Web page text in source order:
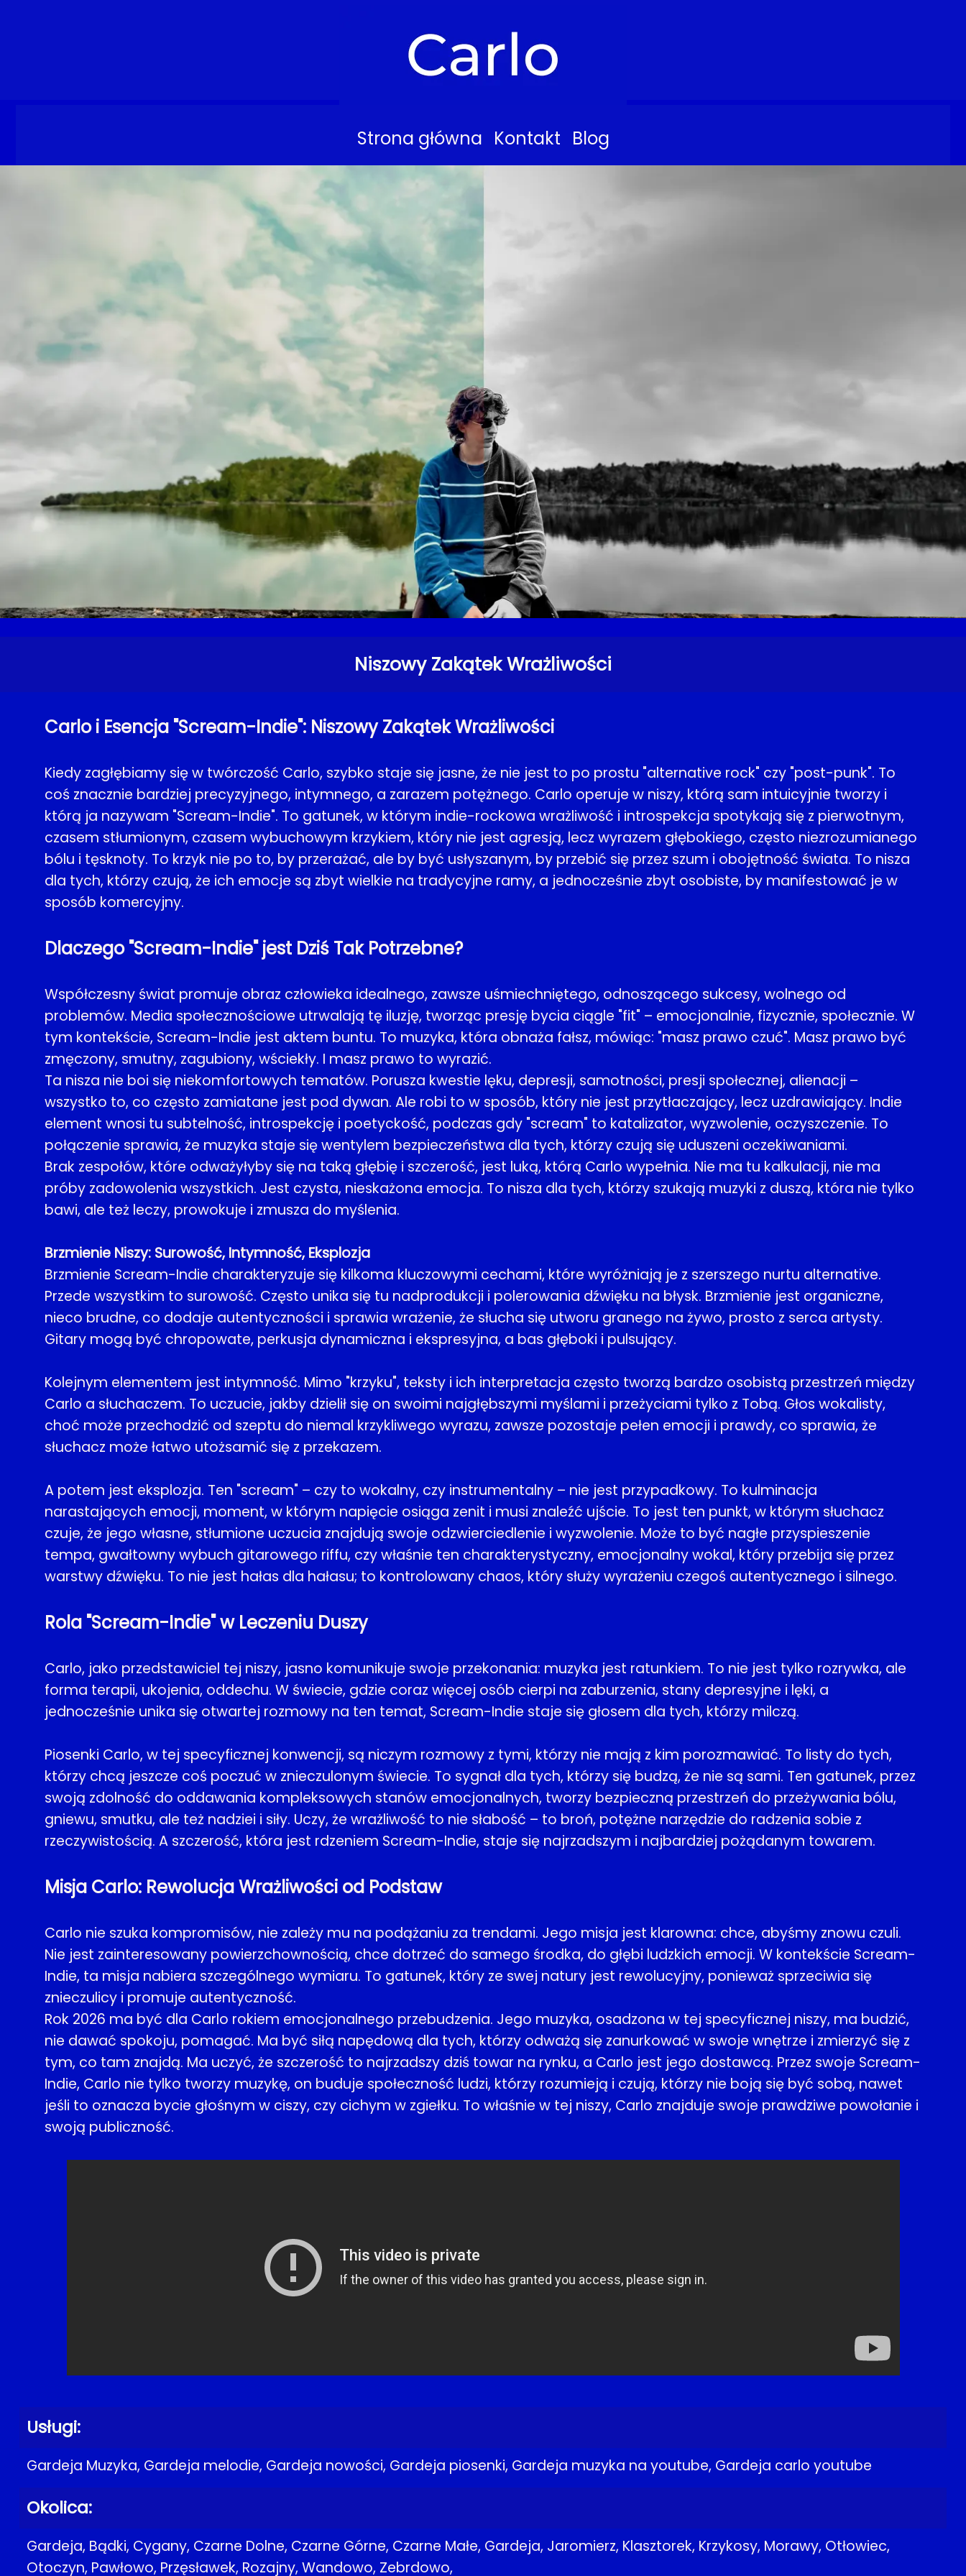
Strona główna Kontakt Blog
Niszowy Zakątek Wrażliwości
Carlo i Esencja "Scream-Indie": Niszowy Zakątek Wrażliwości
Kiedy zagłębiamy się w twórczość Carlo, szybko staje się jasne, że nie jest to po prostu "alternative rock" czy "post-punk". To
coś znacznie bardziej precyzyjnego, intymnego, a zarazem potężnego. Carlo operuje w niszy, którą sam intuicyjnie tworzy i
którą ja nazywam "Scream-Indie". To gatunek, w którym indie-rockowa wrażliwość i introspekcja spotykają się z pierwotnym,
czasem stłumionym, czasem wybuchowym krzykiem, który nie jest agresją, lecz wyrazem głębokiego, często niezrozumianego
bólu i tęsknoty. To krzyk nie po to, by przerażać, ale by być usłyszanym, by przebić się przez szum i obojętność świata. To nisza
dla tych, którzy czują, że ich emocje są zbyt wielkie na tradycyjne ramy, a jednocześnie zbyt osobiste, by manifestować je w
sposób komercyjny.
Dlaczego "Scream-Indie" jest Dziś Tak Potrzebne?
Współczesny świat promuje obraz człowieka idealnego, zawsze uśmiechniętego, odnoszącego sukcesy, wolnego od
problemów. Media społecznościowe utrwalają tę iluzję, tworząc presję bycia ciągle "fit" – emocjonalnie, fizycznie, społecznie. W
tym kontekście, Scream-Indie jest aktem buntu. To muzyka, która obnaża fałsz, mówiąc: "masz prawo czuć". Masz prawo być
zmęczony, smutny, zagubiony, wściekły. I masz prawo to wyrazić.
Ta nisza nie boi się niekomfortowych tematów. Porusza kwestie lęku, depresji, samotności, presji społecznej, alienacji –
wszystko to, co często zamiatane jest pod dywan. Ale robi to w sposób, który nie jest przytłaczający, lecz uzdrawiający. Indie
element wnosi tu subtelność, introspekcję i poetyckość, podczas gdy "scream" to katalizator, wyzwolenie, oczyszczenie. To
połączenie sprawia, że muzyka staje się wentylem bezpieczeństwa dla tych, którzy czują się uduszeni oczekiwaniami.
Brak zespołów, które odważyłyby się na taką głębię i szczerość, jest luką, którą Carlo wypełnia. Nie ma tu kalkulacji, nie ma
próby zadowolenia wszystkich. Jest czysta, nieskażona emocja. To nisza dla tych, którzy szukają muzyki z duszą, która nie tylko
bawi, ale też leczy, prowokuje i zmusza do myślenia.
Brzmienie Niszy: Surowość, Intymność, Eksplozja
Brzmienie Scream-Indie charakteryzuje się kilkoma kluczowymi cechami, które wyróżniają je z szerszego nurtu alternative.
Przede wszystkim to surowość. Często unika się tu nadprodukcji i polerowania dźwięku na błysk. Brzmienie jest organiczne,
nieco brudne, co dodaje autentyczności i sprawia wrażenie, że słucha się utworu granego na żywo, prosto z serca artysty.
Gitary mogą być chropowate, perkusja dynamiczna i ekspresyjna, a bas głęboki i pulsujący.
Kolejnym elementem jest intymność. Mimo "krzyku", teksty i ich interpretacja często tworzą bardzo osobistą przestrzeń między
Carlo a słuchaczem. To uczucie, jakby dzielił się on swoimi najgłębszymi myślami i przeżyciami tylko z Tobą. Głos wokalisty,
choć może przechodzić od szeptu do niemal krzykliwego wyrazu, zawsze pozostaje pełen emocji i prawdy, co sprawia, że
słuchacz może łatwo utożsamić się z przekazem.
A potem jest eksplozja. Ten "scream" – czy to wokalny, czy instrumentalny – nie jest przypadkowy. To kulminacja
narastających emocji, moment, w którym napięcie osiąga zenit i musi znaleźć ujście. To jest ten punkt, w którym słuchacz
czuje, że jego własne, stłumione uczucia znajdują swoje odzwierciedlenie i wyzwolenie. Może to być nagłe przyspieszenie
tempa, gwałtowny wybuch gitarowego riffu, czy właśnie ten charakterystyczny, emocjonalny wokal, który przebija się przez
warstwy dźwięku. To nie jest hałas dla hałasu; to kontrolowany chaos, który służy wyrażeniu czegoś autentycznego i silnego.
Rola "Scream-Indie" w Leczeniu Duszy
Carlo, jako przedstawiciel tej niszy, jasno komunikuje swoje przekonania: muzyka jest ratunkiem. To nie jest tylko rozrywka, ale
forma terapii, ukojenia, oddechu. W świecie, gdzie coraz więcej osób cierpi na zaburzenia, stany depresyjne i lęki, a
jednocześnie unika się otwartej rozmowy na ten temat, Scream-Indie staje się głosem dla tych, którzy milczą.
Piosenki Carlo, w tej specyficznej konwencji, są niczym rozmowy z tymi, którzy nie mają z kim porozmawiać. To listy do tych,
którzy chcą jeszcze coś poczuć w znieczulonym świecie. To sygnał dla tych, którzy się budzą, że nie są sami. Ten gatunek, przez
swoją zdolność do oddawania kompleksowych stanów emocjonalnych, tworzy bezpieczną przestrzeń do przeżywania bólu,
gniewu, smutku, ale też nadziei i siły. Uczy, że wrażliwość to nie słabość – to broń, potężne narzędzie do radzenia sobie z
rzeczywistością. A szczerość, która jest rdzeniem Scream-Indie, staje się najrzadszym i najbardziej pożądanym towarem.
Misja Carlo: Rewolucja Wrażliwości od Podstaw
Carlo nie szuka kompromisów, nie zależy mu na podążaniu za trendami. Jego misja jest klarowna: chce, abyśmy znowu czuli.
Nie jest zainteresowany powierzchownością, chce dotrzeć do samego środka, do głębi ludzkich emocji. W kontekście Scream-
Indie, ta misja nabiera szczególnego wymiaru. To gatunek, który ze swej natury jest rewolucyjny, ponieważ sprzeciwia się
znieczulicy i promuje autentyczność.
Rok 2026 ma być dla Carlo rokiem emocjonalnego przebudzenia. Jego muzyka, osadzona w tej specyficznej niszy, ma budzić,
nie dawać spokoju, pomagać. Ma być siłą napędową dla tych, którzy odważą się zanurkować w swoje wnętrze i zmierzyć się z
tym, co tam znajdą. Ma uczyć, że szczerość to najrzadszy dziś towar na rynku, a Carlo jest jego dostawcą. Przez swoje Scream-
Indie, Carlo nie tylko tworzy muzykę, on buduje społeczność ludzi, którzy rozumieją i czują, którzy nie boją się być sobą, nawet
jeśli to oznacza bycie głośnym w ciszy, czy cichym w zgiełku. To właśnie w tej niszy, Carlo znajduje swoje prawdziwe powołanie i
swoją publiczność.
Usługi:
Gardeja Muzyka, Gardeja melodie, Gardeja nowości, Gardeja piosenki, Gardeja muzyka na youtube, Gardeja carlo youtube
Okolica:
Gardeja, Bądki, Cygany, Czarne Dolne, Czarne Górne, Czarne Małe, Gardeja, Jaromierz, Klasztorek, Krzykosy, Morawy, Otłowiec,
Otoczyn, Pawłowo, Przęsławek, Rozajny, Wandowo, Zebrdowo,